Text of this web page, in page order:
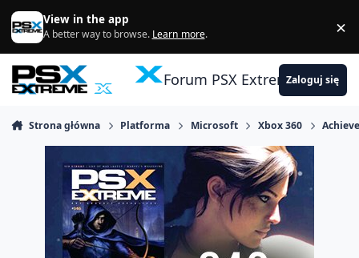
Skocz do zawartości
View in the app
A better way to browse. Learn more. ×
Forum PSX ExtremeZaloguj się
Strona główna Platforma Microsoft Xbox 360